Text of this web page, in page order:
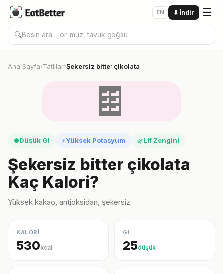
EN ⬇ İndir ☰
🔍
Ana Sayfa›Tatlılar›Şekersiz bitter çikolata
🍫
●Düşük GI ⚡Yüksek Potasyum 🌿Lif Zengini
Şekersiz bitter çikolata
Kaç Kalori?
Yüksek kakao, antioksidan, şekersiz
KALORİ
530kcal
GI
25düşük